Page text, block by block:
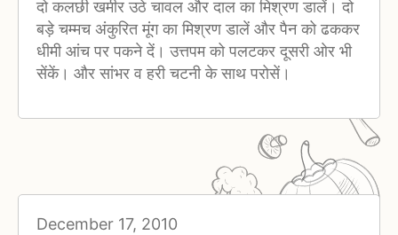
दो कलछी खमीर उठे चावल और दाल का मिश्रण डालें। दो
बड़े चम्मच अंकुरित मूंग का मिश्रण डालें और पैन को ढककर
धीमी आंच पर पकने दें। उत्तपम को पलटकर दूसरी ओर भी
सेंकें। और सांभर व हरी चटनी के साथ परोसें।
December 17, 2010